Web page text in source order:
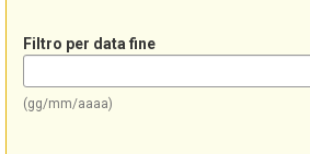
Filtro per data fine
(gg/mm/aaaa)